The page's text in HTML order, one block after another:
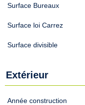
Surface Bureaux
Surface loi Carrez
Surface divisible
Extérieur
Année construction